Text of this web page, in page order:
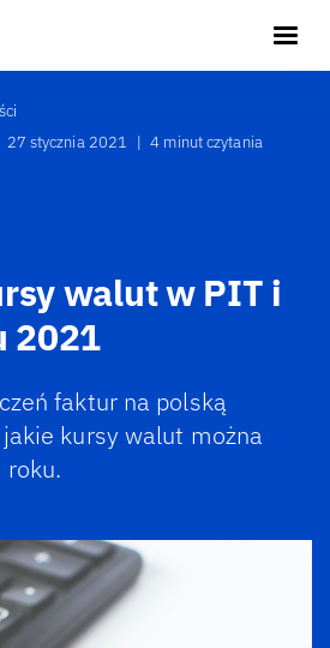
27 stycznia 2021 | 4 minut czytania
walut w PIT i
2021
faktur na polską
kursy walut można